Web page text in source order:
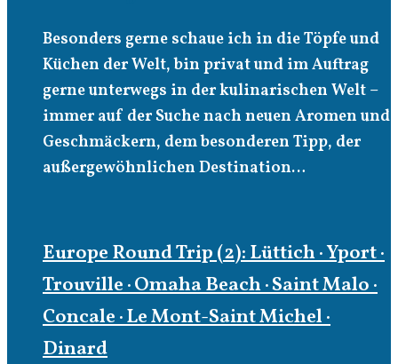
Besonders gerne schaue ich in die Töpfe und
Küchen der Welt, bin privat und im Auftrag
gerne unterwegs in der kulinarischen Welt –
immer auf der Suche nach neuen Aromen und
Geschmäckern, dem besonderen Tipp, der
außergewöhnlichen Destination…
Europe Round Trip (2): Lüttich · Yport ·
Trouville · Omaha Beach · Saint Malo ·
Concale · Le Mont-Saint Michel ·
Dinard